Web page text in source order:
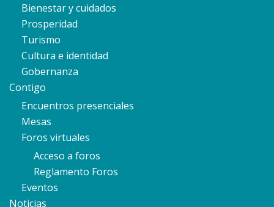
Bienestar y cuidados
Prosperidad
Turismo
Cultura e identidad
Gobernanza
Contigo
Encuentros presenciales
Mesas
Foros virtuales
Acceso a foros
Reglamento Foros
Eventos
Noticias